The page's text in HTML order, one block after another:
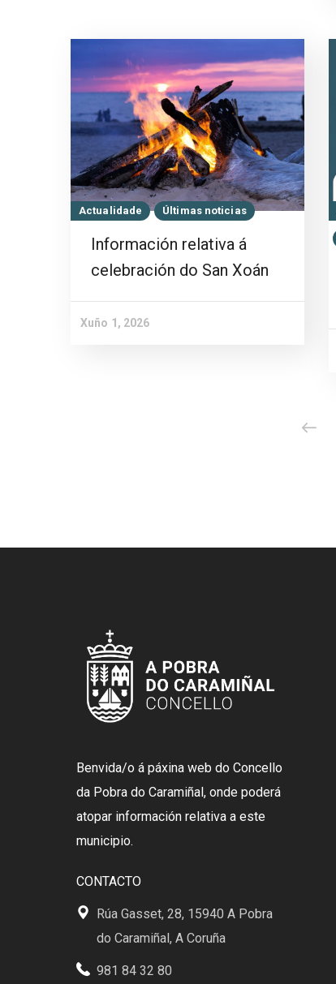
Actualidade Últimas noticias
Información relativa á
celebración do San Xoán
Xuño 1, 2026
Benvida/o á páxina web do Concello
da Pobra do Caramiñal, onde poderá
atopar información relativa a este
municipio.
CONTACTO
Rúa Gasset, 28, 15940 A Pobra
do Caramiñal, A Coruña
981 84 32 80